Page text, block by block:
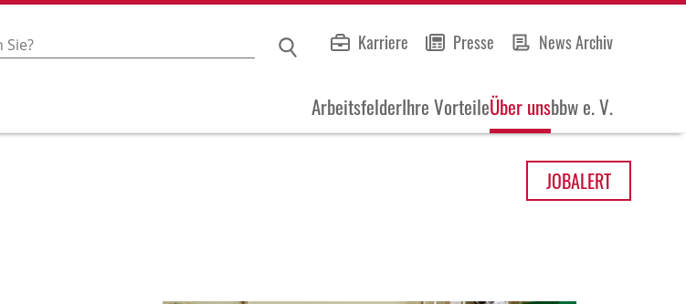
Karriere Presse News Archiv
ArbeitsfelderIhre VorteileÜber unsbbw e. V.
JOBALERT